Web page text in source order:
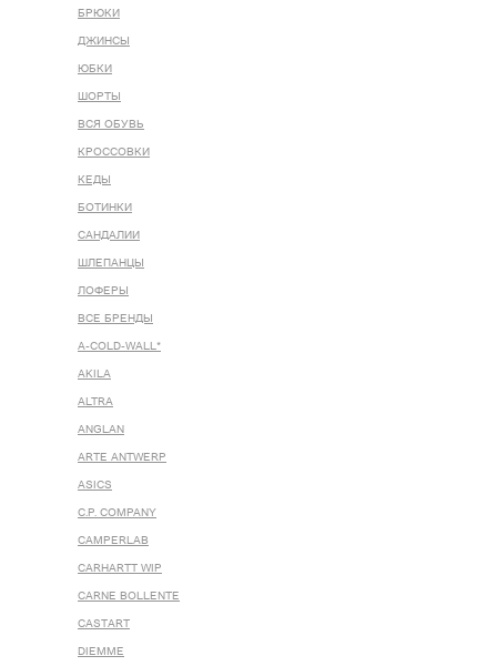
БРЮКИ
ДЖИНСЫ
ЮБКИ
ШОРТЫ
ВСЯ ОБУВЬ
КРОССОВКИ
КЕДЫ
БОТИНКИ
САНДАЛИИ
ШЛЕПАНЦЫ
ЛОФЕРЫ
ВСЕ БРЕНДЫ
A-COLD-WALL*
AKILA
ALTRA
ANGLAN
ARTE ANTWERP
ASICS
C.P. COMPANY
CAMPERLAB
CARHARTT WIP
CARNE BOLLENTE
CASTART
DIEMME